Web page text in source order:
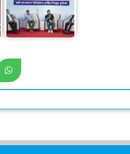
স্মার্ট বাংলাদেশ বিনির্মাণে
‘সেন্ট্রাল ফোরাম’ গঠনের
আহ্বান